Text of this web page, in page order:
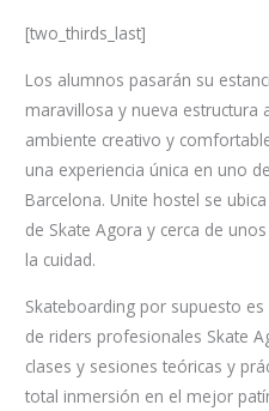
[two_thirds_last]
Los alumnos pasarán su
maravillosa y nueva estructura
ambiente creativo y
una experiencia única en uno
Barcelona. Unite hostel se
de Skate Agora y cerca de
la cuidad.
Skateboarding por supuesto
de riders profesionales Skate
clases y sesiones teóricas y
total inmersión en el mejor